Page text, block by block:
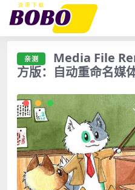
亲测
Media File
方版：自动重命名媒